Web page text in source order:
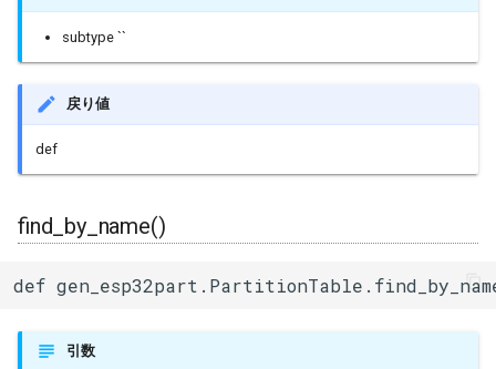
subtype ``
戻り値
def
find_by_name()
def
引数